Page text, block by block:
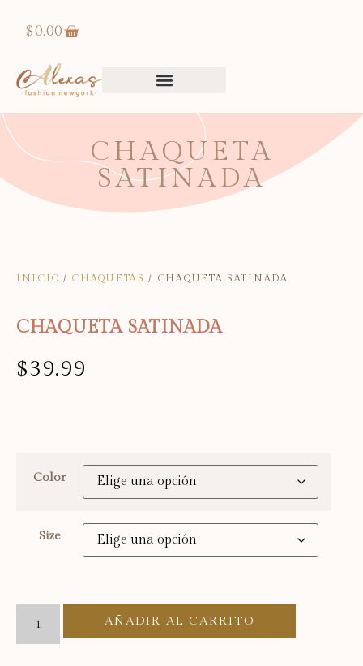
$0.00
CHAQUETA
SATINADA
INICIO / CHAQUETAS / CHAQUETA SATINADA
CHAQUETA SATINADA
$39.99
Color
Size
AÑADIR AL CARRITO